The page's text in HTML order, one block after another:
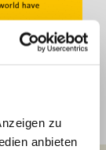
zu
anbieten